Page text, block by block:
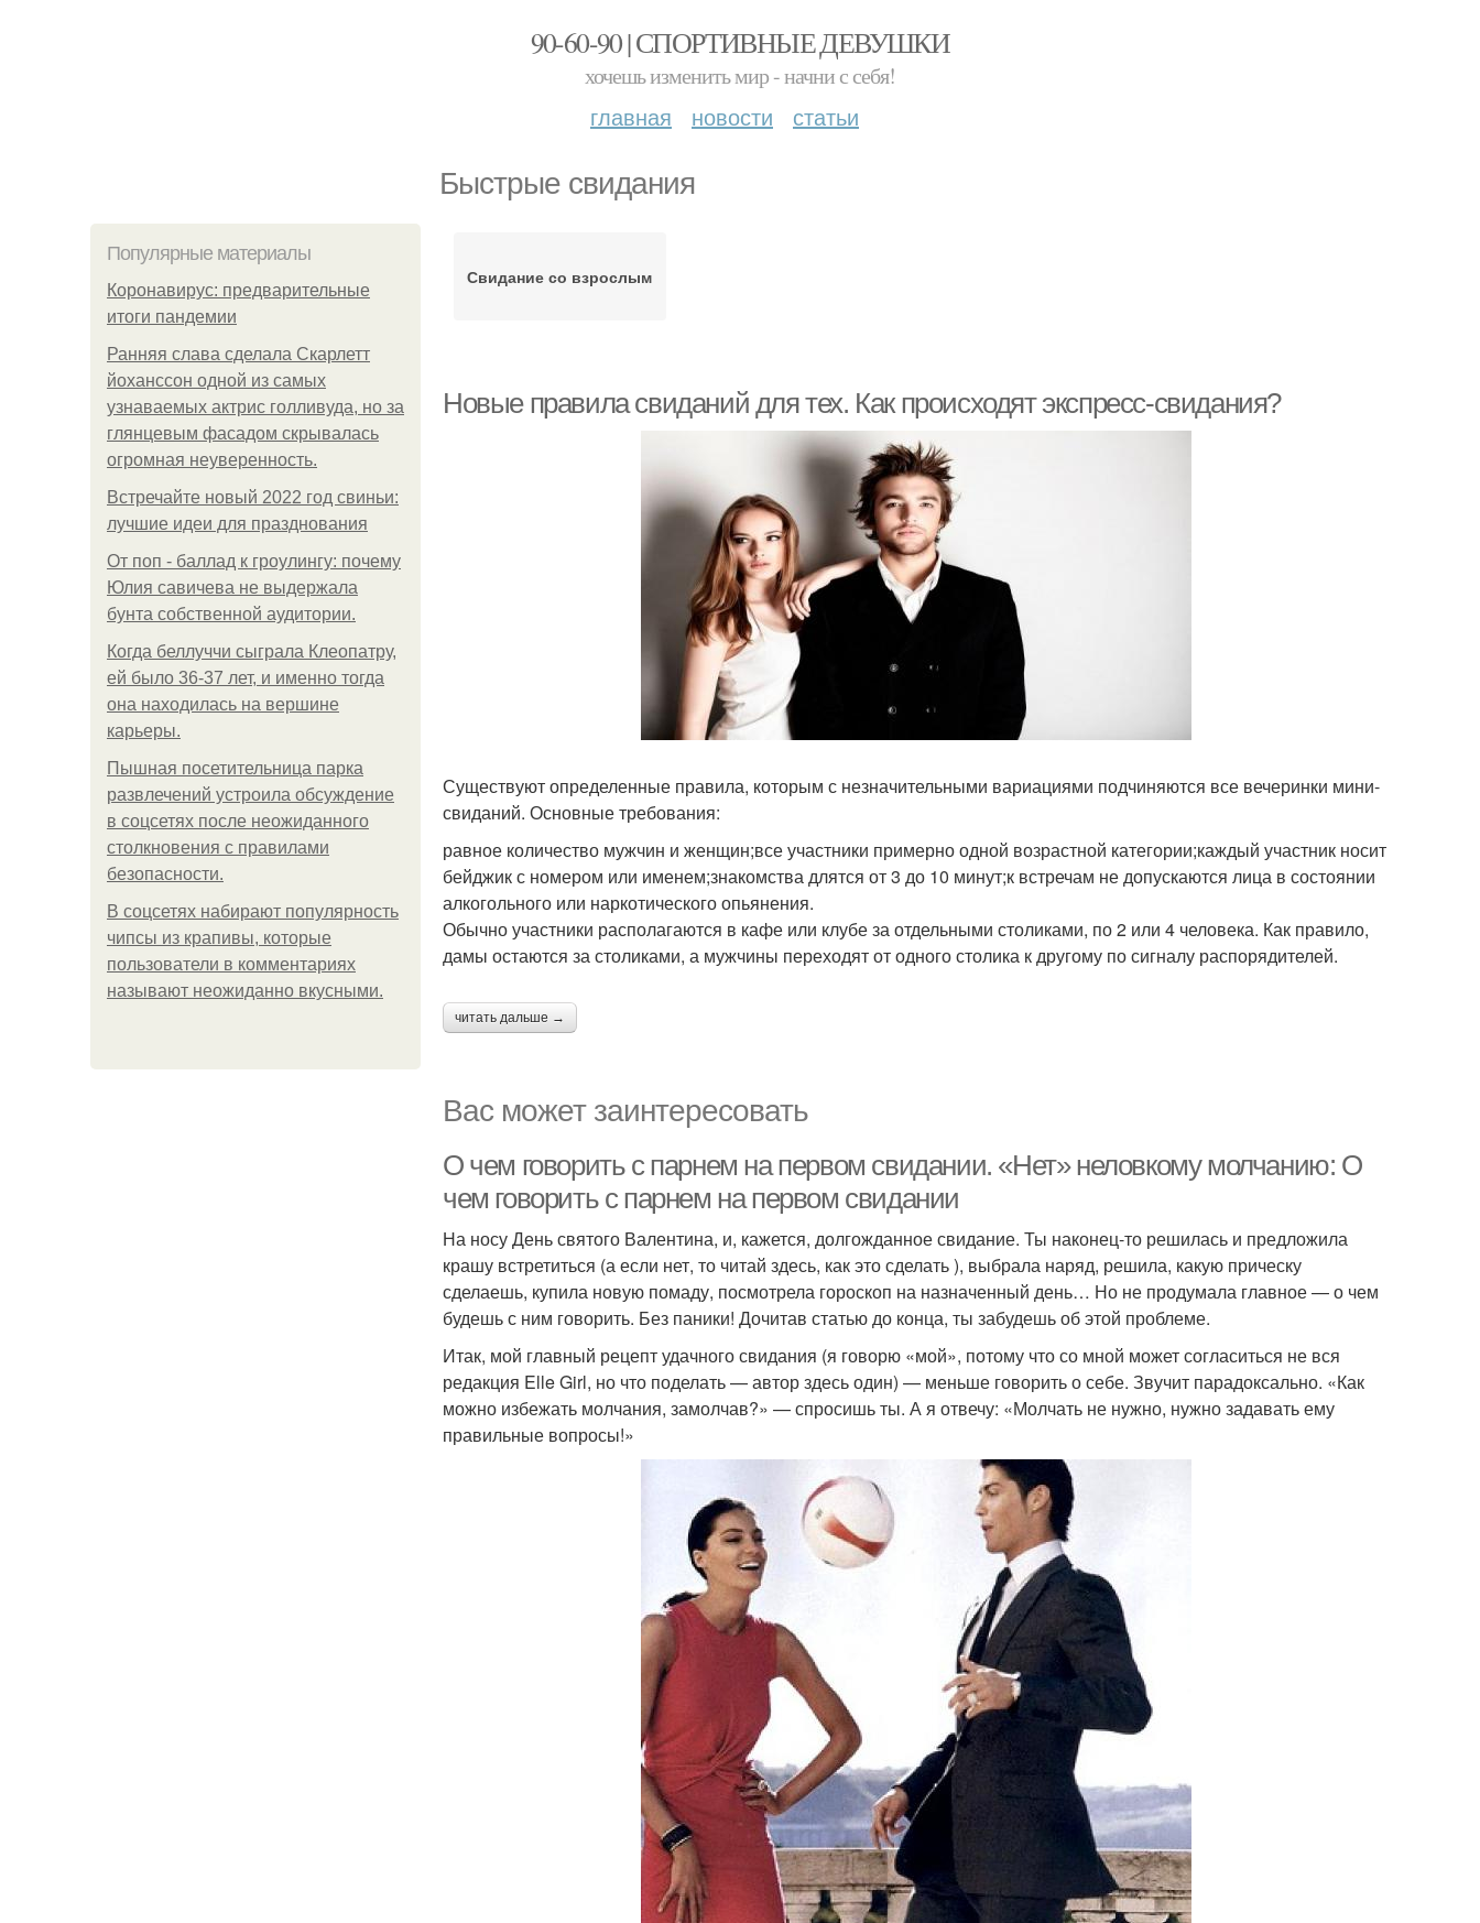
90-60-90 | СПОРТИВНЫЕ ДЕВУШКИ
хочешь изменить мир - начни с себя!
главная новости статьи
Быстрые свидания
Популярные материалы
Коронавирус: предварительные
итоги пандемии
Ранняя слава сделала Скарлетт
йоханссон одной из самых
узнаваемых актрис голливуда, но за
глянцевым фасадом скрывалась
огромная неуверенность.
Встречайте новый 2022 год свиньи:
лучшие идеи для празднования
От поп - баллад к гроулингу: почему
Юлия савичева не выдержала
бунта собственной аудитории.
Когда беллуччи сыграла Клеопатру,
ей было 36-37 лет, и именно тогда
она находилась на вершине
карьеры.
Пышная посетительница парка
развлечений устроила обсуждение
в соцсетях после неожиданного
столкновения с правилами
безопасности.
В соцсетях набирают популярность
чипсы из крапивы, которые
пользователи в комментариях
называют неожиданно вкусными.
Свидание со взрослым
Новые правила свиданий для тех. Как происходят экспресс-свидания?
Существуют определенные правила, которым с незначительными вариациями подчиняются все вечеринки мини-
свиданий. Основные требования:
равное количество мужчин и женщин;все участники примерно одной возрастной категории;каждый участник носит
бейджик с номером или именем;знакомства длятся от 3 до 10 минут;к встречам не допускаются лица в состоянии
алкогольного или наркотического опьянения.
Обычно участники располагаются в кафе или клубе за отдельными столиками, по 2 или 4 человека. Как правило,
дамы остаются за столиками, а мужчины переходят от одного столика к другому по сигналу распорядителей.
читать дальше →
Вас может заинтересовать
О чем говорить с парнем на первом свидании. «Нет» неловкому молчанию: О
чем говорить с парнем на первом свидании
На носу День святого Валентина, и, кажется, долгожданное свидание. Ты наконец-то решилась и предложила
крашу встретиться (а если нет, то читай здесь, как это сделать ), выбрала наряд, решила, какую прическу
сделаешь, купила новую помаду, посмотрела гороскоп на назначенный день… Но не продумала главное — о чем
будешь с ним говорить. Без паники! Дочитав статью до конца, ты забудешь об этой проблеме.
Итак, мой главный рецепт удачного свидания (я говорю «мой», потому что со мной может согласиться не вся
редакция Elle Girl, но что поделать — автор здесь один) — меньше говорить о себе. Звучит парадоксально. «Как
можно избежать молчания, замолчав?» — спросишь ты. А я отвечу: «Молчать не нужно, нужно задавать ему
правильные вопросы!»